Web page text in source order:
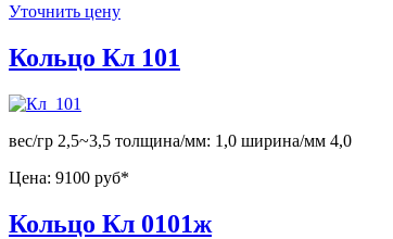
Уточнить цену
Кольцо Кл 101
вес/гр 2,5~3,5 толщина/мм: 1,0 ширина/мм 4,0
Цена: 9100 руб*
Кольцо Кл 0101ж